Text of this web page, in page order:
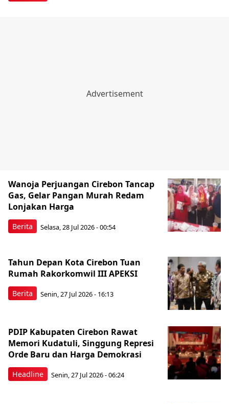
Berita
Wanoja Perjuangan Cirebon Tancap
Gas, Gelar Pangan Murah Redam
Lonjakan Harga
Selasa, 28 Jul 2026 - 00:54
Berita
Tahun Depan Kota Cirebon Tuan
Rumah Rakorkomwil III APEKSI
Senin, 27 Jul 2026 - 16:13
Headline
PDIP Kabupaten Cirebon Rawat
Memori Kudatuli, Singgung Represi
Orde Baru dan Harga Demokrasi
Senin, 27 Jul 2026 - 06:24